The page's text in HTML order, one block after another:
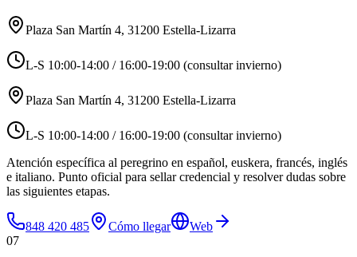
Plaza San Martín 4, 31200 Estella-Lizarra
L-S 10:00-14:00 / 16:00-19:00 (consultar invierno)
Plaza San Martín 4, 31200 Estella-Lizarra
L-S 10:00-14:00 / 16:00-19:00 (consultar invierno)
Atención específica al peregrino en español, euskera, francés, inglés
e italiano. Punto oficial para sellar credencial y resolver dudas sobre
las siguientes etapas.
848 420 485 Cómo llegar
Web
07